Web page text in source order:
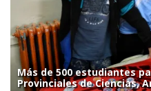
Más de 500 estudiantes
Provinciales de Ciencias,